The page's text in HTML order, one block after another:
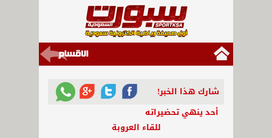
شارك هذا الخبر!
أحد ينهي تحضيراته
للقاء العروبة